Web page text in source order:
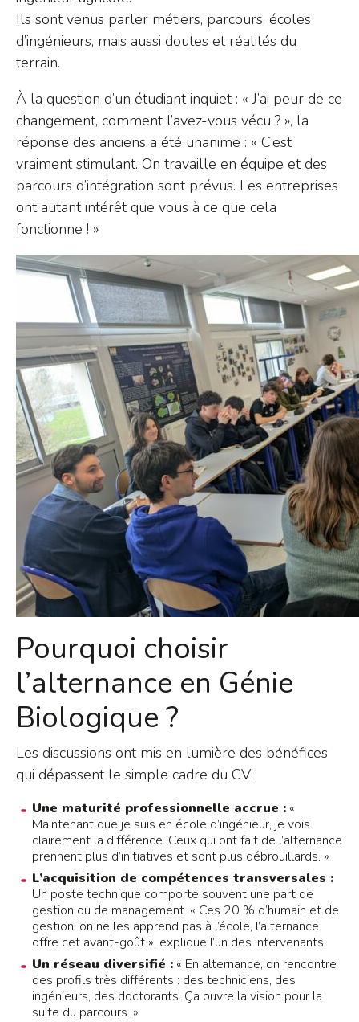
Ils sont venus parler métiers, parcours, écoles
d’ingénieurs, mais aussi doutes et réalités du
terrain.
À la question d’un étudiant inquiet : « J’ai peur de ce
changement, comment l’avez-vous vécu ? », la
réponse des anciens a été unanime : « C’est
vraiment stimulant. On travaille en équipe et des
parcours d’intégration sont prévus. Les entreprises
ont autant intérêt que vous à ce que cela
fonctionne ! »
Pourquoi choisir
l’alternance en Génie
Biologique ?
Les discussions ont mis en lumière des bénéfices
qui dépassent le simple cadre du CV :
Une maturité professionnelle accrue : «
Maintenant que je suis en école d’ingénieur, je vois
clairement la différence. Ceux qui ont fait de l’alternance
prennent plus d’initiatives et sont plus débrouillards. »
L’acquisition de compétences transversales :
Un poste technique comporte souvent une part de
gestion ou de management. « Ces 20 % d’humain et de
gestion, on ne les apprend pas à l’école, l’alternance
offre cet avant-goût », explique l’un des intervenants.
Un réseau diversifié : « En alternance, on rencontre
des profils très différents : des techniciens, des
ingénieurs, des doctorants. Ça ouvre la vision pour la
suite du parcours. »